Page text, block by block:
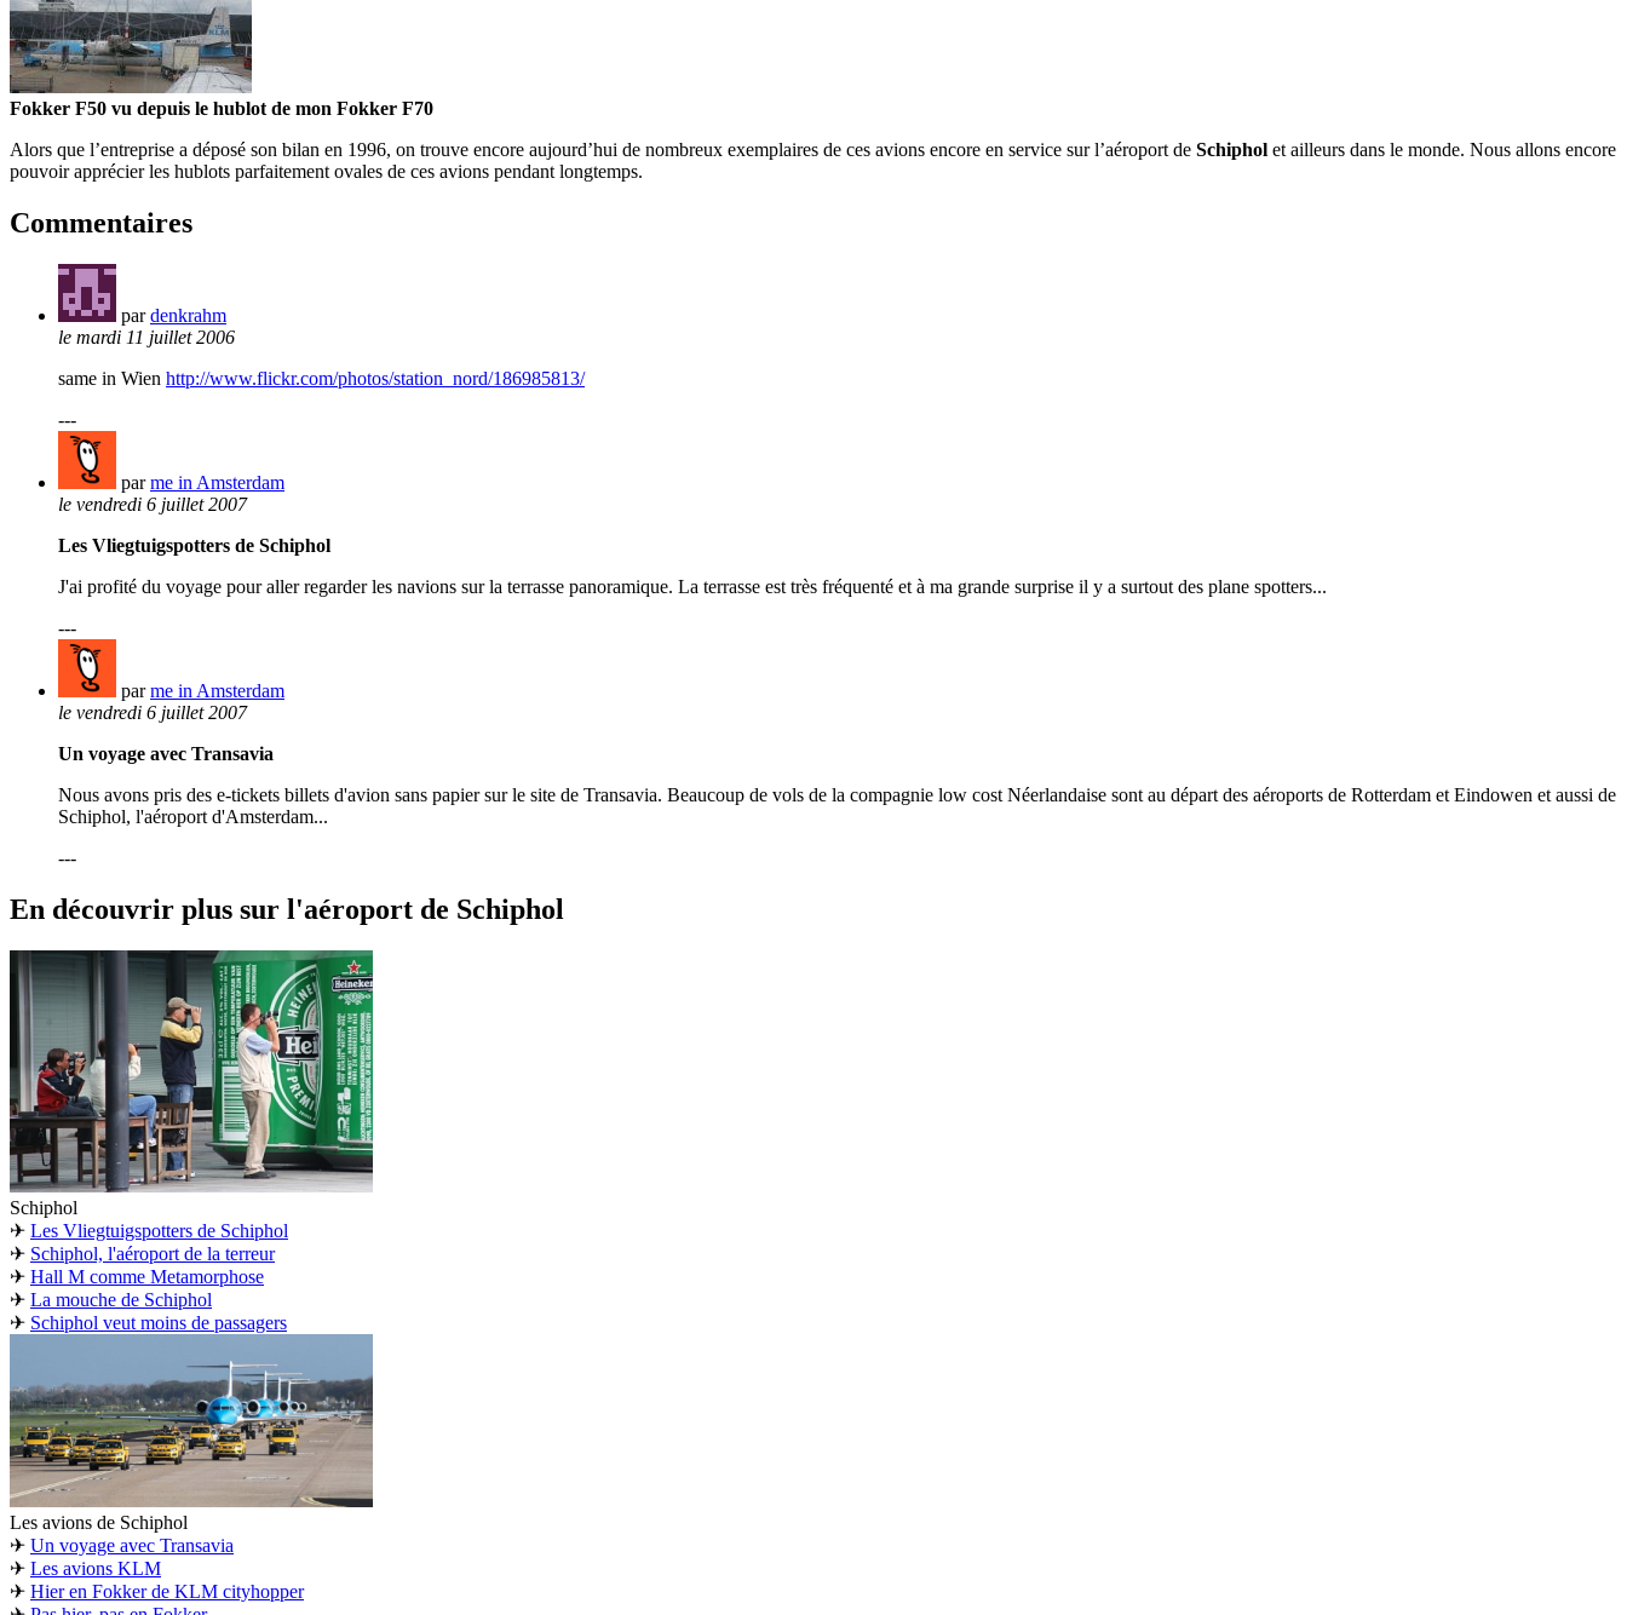
Fokker F50 vu depuis le hublot de mon Fokker F70
Alors que l’entreprise a déposé son bilan en 1996, on trouve encore aujourd’hui de nombreux exemplaires de ces avions encore en service sur l’aéroport de Schiphol et ailleurs dans le monde. Nous allons encore
pouvoir apprécier les hublots parfaitement ovales de ces avions pendant longtemps.
Commentaires
pardenkrahm
le mardi 11 juillet 2006
same in Wien http://www.flickr.com/photos/station_nord/186985813/
---
parme in Amsterdam
le vendredi 6 juillet 2007
Les Vliegtuigspotters de Schiphol
J'ai profité du voyage pour aller regarder les navions sur la terrasse panoramique. La terrasse est très fréquenté et à ma grande surprise il y a surtout des plane spotters...
---
parme in Amsterdam
le vendredi 6 juillet 2007
Un voyage avec Transavia
Nous avons pris des e-tickets billets d'avion sans papier sur le site de Transavia. Beaucoup de vols de la compagnie low cost Néerlandaise sont au départ des aéroports de Rotterdam et Eindowen et aussi de
Schiphol, l'aéroport d'Amsterdam...
---
En découvrir plus sur l'aéroport de Schiphol
Schiphol
✈ Les Vliegtuigspotters de Schiphol
✈ Schiphol, l'aéroport de la terreur
✈ Hall M comme Metamorphose
✈ La mouche de Schiphol
✈ Schiphol veut moins de passagers
Les avions de Schiphol
✈ Un voyage avec Transavia
✈ Les avions KLM
✈ Hier en Fokker de KLM cityhopper